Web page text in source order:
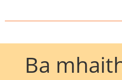
Ba